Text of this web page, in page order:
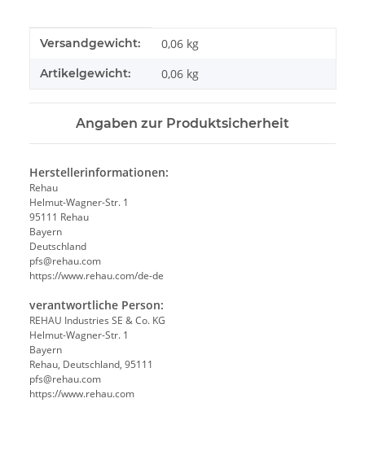
Produkteigenschaft
Wert
Versandgewicht: 0,06 kg
Artikelgewicht: 0,06 kg
Angaben zur Produktsicherheit
Herstellerinformationen:
Rehau
Helmut-Wagner-Str. 1
95111 Rehau
Bayern
Deutschland
pfs@rehau.com
https://www.rehau.com/de-de
verantwortliche Person:
REHAU Industries SE & Co. KG
Helmut-Wagner-Str. 1
Bayern
Rehau, Deutschland, 95111
pfs@rehau.com
https://www.rehau.com